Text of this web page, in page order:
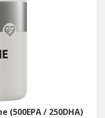
(500EPA / 250DHA)